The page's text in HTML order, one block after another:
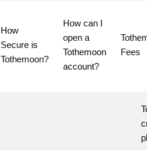
How
Secure is
Tothemoon?
How can I
open a
Tothemoon
account?
Fees